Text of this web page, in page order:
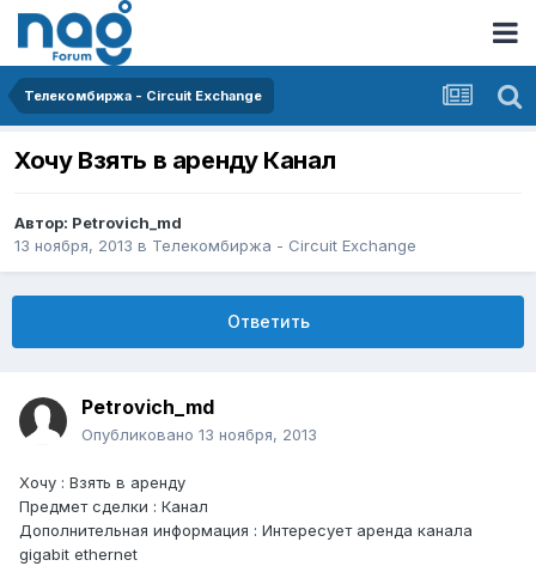
Телекомбиржа - Circuit Exchange
Хочу Взять в аренду Канал
Автор: Petrovich_md
13 ноября, 2013 в Телекомбиржа - Circuit Exchange
Ответить
Petrovich_md
Опубликовано 13 ноября, 2013
Хочу : Взять в аренду
Предмет сделки : Канал
Дополнительная информация : Интересует аренда канала
gigabit ethernet